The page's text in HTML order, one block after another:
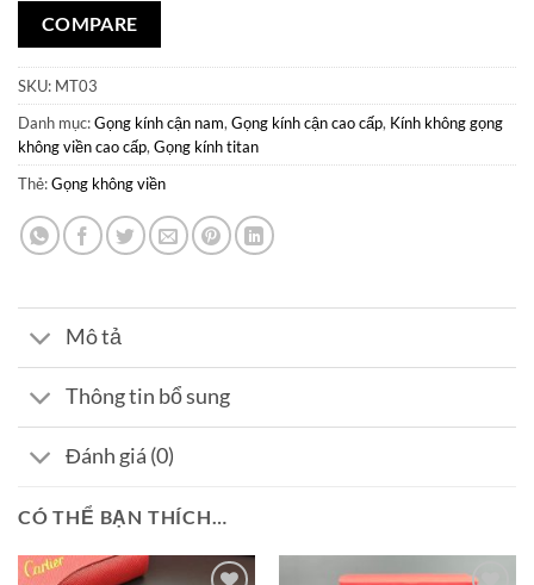
COMPARE
SKU: MT03
Danh mục:Gọng kính cận nam, Gọng kính cận cao cấp, Kính không gọng
không viền cao cấp, Gọng kính titan
Thẻ:Gọng không viền
Mô tả
Thông tin bổ sung
Đánh giá (0)
CÓ THỂ BẠN THÍCH…